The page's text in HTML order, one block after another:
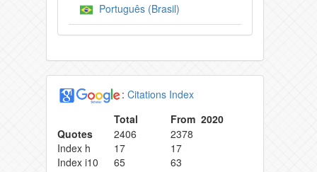
Português (Brasil)
: Citations Index
Total
From 2020
Quotes
2406
2378
Index h
17
17
Index i10
65 63